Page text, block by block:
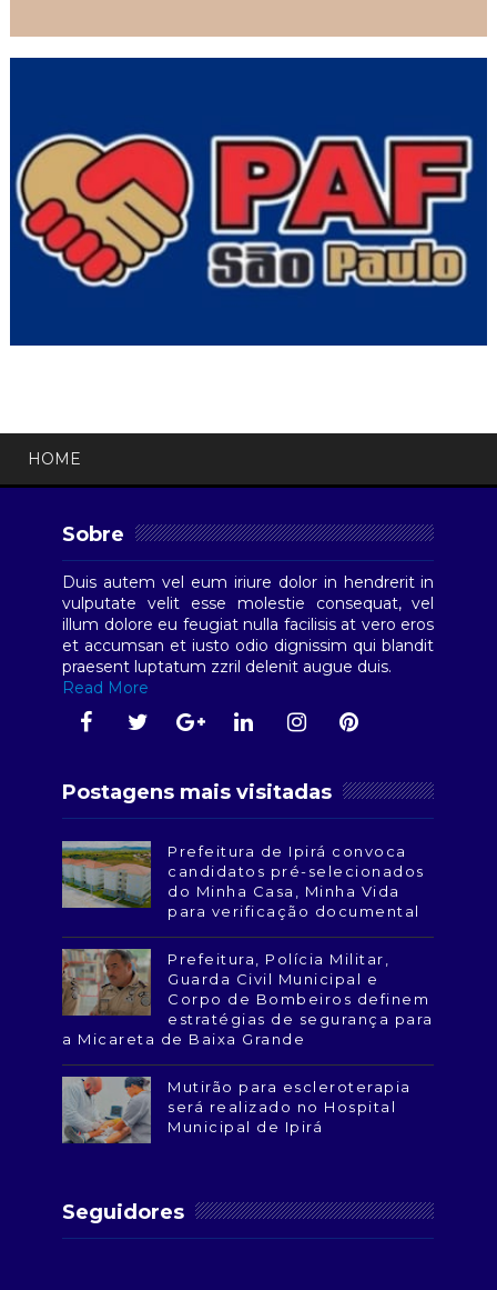
HOME
Sobre
Duis autem vel eum iriure dolor in hendrerit in
vulputate velit esse molestie consequat, vel
illum dolore eu feugiat nulla facilisis at vero eros
et accumsan et iusto odio dignissim qui blandit
praesent luptatum zzril delenit augue duis.
Read More
Postagens mais visitadas
Prefeitura de Ipirá convoca
candidatos pré-selecionados
do Minha Casa, Minha Vida
para verificação documental
Prefeitura, Polícia Militar,
Guarda Civil Municipal e
Corpo de Bombeiros definem
estratégias de segurança para
a Micareta de Baixa Grande
Mutirão para escleroterapia
será realizado no Hospital
Municipal de Ipirá
Seguidores